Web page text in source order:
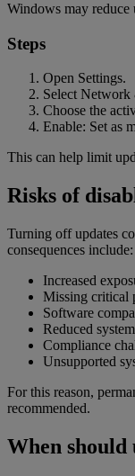
Windows may reduce
Steps
Open Settings.
Select Network
Choose the
Enable: Set as
This can help limit
Risks of
Turning off updates
consequences include:
Increased
Missing critical
Software
Reduced
Compliance
Unsupported
For this reason,
recommended.
When should